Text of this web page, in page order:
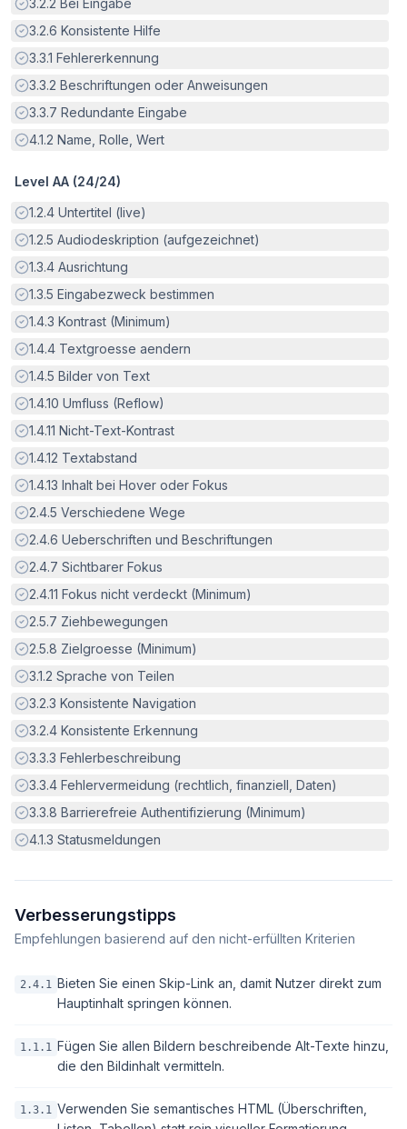
3.2.2 Bei Eingabe
Erfüllt:
3.2.6 Konsistente Hilfe
Erfüllt:
3.3.1 Fehlererkennung
Erfüllt:
3.3.2 Beschriftungen oder Anweisungen
Erfüllt:
3.3.7 Redundante Eingabe
Erfüllt:
4.1.2 Name, Rolle, Wert
Level AA (24/24)
Erfüllt:
1.2.4 Untertitel (live)
Erfüllt:
1.2.5 Audiodeskription (aufgezeichnet)
Erfüllt:
1.3.4 Ausrichtung
Erfüllt:
1.3.5 Eingabezweck bestimmen
Erfüllt:
1.4.3 Kontrast (Minimum)
Erfüllt:
1.4.4 Textgroesse aendern
Erfüllt:
1.4.5 Bilder von Text
Erfüllt:
1.4.10 Umfluss (Reflow)
Erfüllt:
1.4.11 Nicht-Text-Kontrast
Erfüllt:
1.4.12 Textabstand
Erfüllt:
1.4.13 Inhalt bei Hover oder Fokus
Erfüllt:
2.4.5 Verschiedene Wege
Erfüllt:
2.4.6 Ueberschriften und Beschriftungen
Erfüllt:
2.4.7 Sichtbarer Fokus
Erfüllt:
2.4.11 Fokus nicht verdeckt (Minimum)
Erfüllt:
2.5.7 Ziehbewegungen
Erfüllt:
2.5.8 Zielgroesse (Minimum)
Erfüllt:
3.1.2 Sprache von Teilen
Erfüllt:
3.2.3 Konsistente Navigation
Erfüllt:
3.2.4 Konsistente Erkennung
Erfüllt:
3.3.3 Fehlerbeschreibung
Erfüllt:
3.3.4 Fehlervermeidung (rechtlich, finanziell, Daten)
Erfüllt:
3.3.8 Barrierefreie Authentifizierung (Minimum)
Erfüllt:
4.1.3 Statusmeldungen
Verbesserungstipps
Empfehlungen basierend auf den nicht-erfüllten Kriterien
2.4.1 Bieten Sie einen Skip-Link an, damit Nutzer direkt zum
Hauptinhalt springen können.
1.1.1 Fügen Sie allen Bildern beschreibende Alt-Texte hinzu,
die den Bildinhalt vermitteln.
1.3.1 Verwenden Sie semantisches HTML (Überschriften,